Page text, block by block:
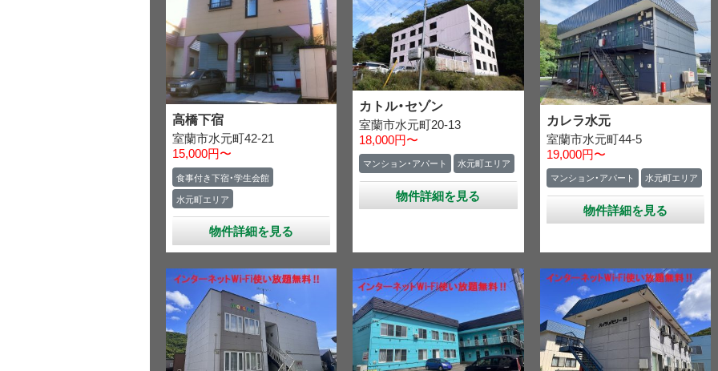
高橋下宿
室蘭市水元町42-21
15,000円〜
食事付き下宿・学生会館
水元町エリア
物件詳細を見る
カトル・セゾン
室蘭市水元町20-13
18,000円〜
マンション・アパート 水元町エリア
物件詳細を見る
カレラ水元
室蘭市水元町44-5
19,000円〜
マンション・アパート 水元町エリア
物件詳細を見る